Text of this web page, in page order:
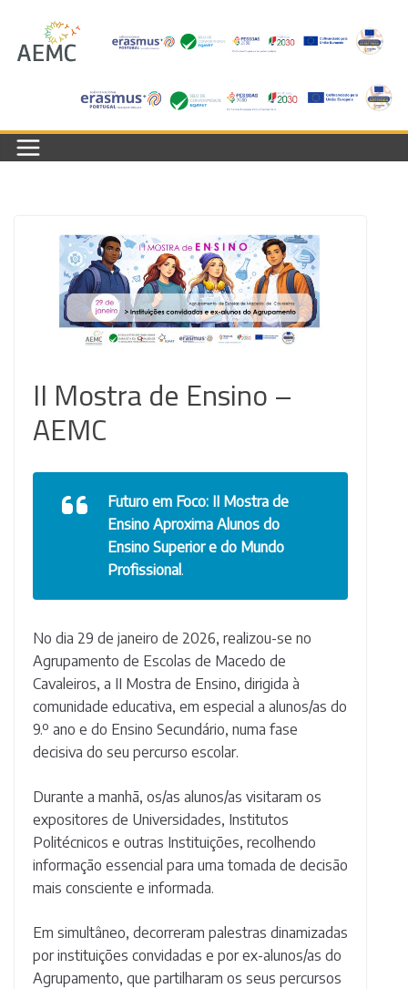
content
II Mostra de Ensino –
AEMC
Futuro em Foco: II Mostra de
Ensino Aproxima Alunos do
Ensino Superior e do Mundo
Profissional.
No dia 29 de janeiro de 2026, realizou-se no
Agrupamento de Escolas de Macedo de
Cavaleiros, a II Mostra de Ensino, dirigida à
comunidade educativa, em especial a alunos/as do
9.º ano e do Ensino Secundário, numa fase
decisiva do seu percurso escolar.
Durante a manhã, os/as alunos/as visitaram os
expositores de Universidades, Institutos
Politécnicos e outras Instituições, recolhendo
informação essencial para uma tomada de decisão
mais consciente e informada.
Em simultâneo, decorreram palestras dinamizadas
por instituições convidadas e por ex-alunos/as do
Agrupamento, que partilharam os seus percursos